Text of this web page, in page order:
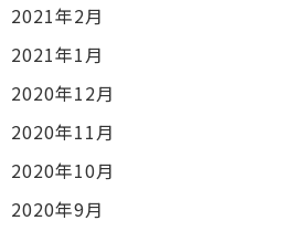
2021年2月
2021年1月
2020年12月
2020年11月
2020年10月
2020年9月